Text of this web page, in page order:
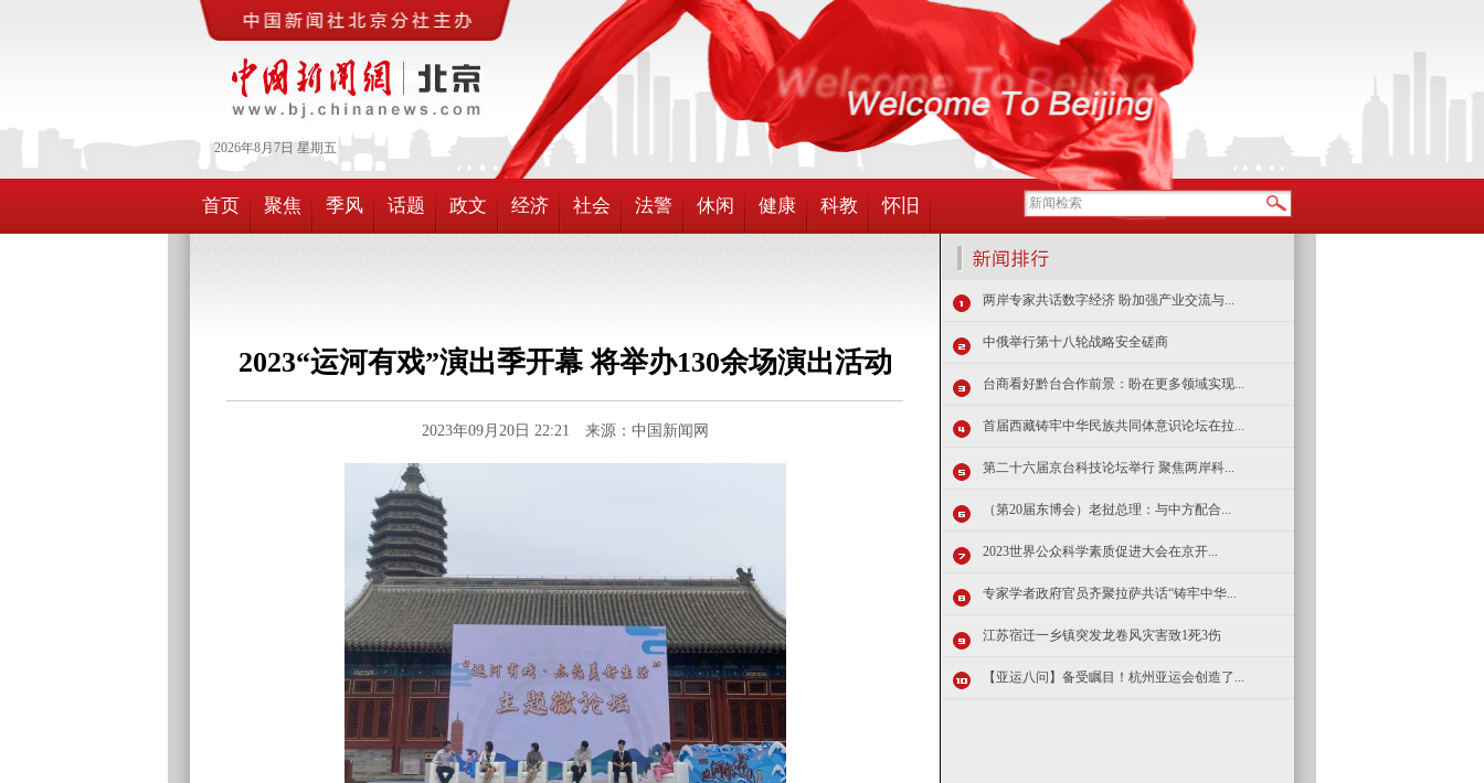
2026年8月 7日 星期五
首页 聚焦 季风 话题 政文 经济 社会 法警 休闲 健康 科教 怀旧
2023“运河有戏”演出季开幕 将举办130余场演出活动
2023年09月20日 22:21 来源：中国新闻网
两岸专家共话数字经济 盼加强产业交流与...
中俄举行第十八轮战略安全磋商
台商看好黔台合作前景：盼在更多领域实现...
首届西藏铸牢中华民族共同体意识论坛在拉...
第二十六届京台科技论坛举行 聚焦两岸科...
（第20届东博会）老挝总理：与中方配合...
2023世界公众科学素质促进大会在京开...
专家学者政府官员齐聚拉萨共话“铸牢中华...
江苏宿迁一乡镇突发龙卷风灾害致1死3伤
【亚运八问】备受瞩目！杭州亚运会创造了...